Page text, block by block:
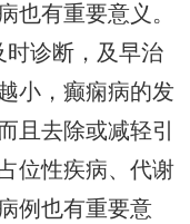
也有重要意义。
时诊断，及早治
小，癫痫病的发
且去除或减轻引
位性疾病、代谢
例也有重要意